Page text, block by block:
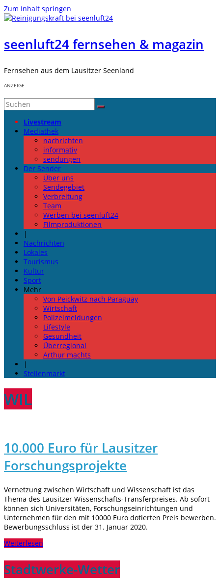
Zum Inhalt springen
seenluft24 fernsehen & magazin
Fernsehen aus dem Lausitzer Seenland
ANZEIGE
Livestream
Mediathek
nachrichten
informativ
sendungen
Der Sender
Über uns
Sendegebiet
Verbreitung
Team
Werben bei seenluft24
Filmproduktionen
|
Nachrichten
Lokales
Tourismus
Kultur
Sport
Mehr
Von Peickwitz nach Paraguay
Wirtschaft
Polizeimeldungen
Lifestyle
Gesundheit
Überregional
Arthur machts
|
Stellenmarkt
WIL
10.000 Euro für Lausitzer
Forschungsprojekte
Vernetzung zwischen Wirtschaft und Wissenschaft ist das
Thema des Lausitzer Wissenschafts-Transferpreises. Ab sofort
können sich Universitäten, Forschungseinrichtungen und
Unternehmen für den mit 10000 Euro dotierten Preis bewerben.
Bewerbungsschluss ist der 31. Januar 2020.
Weiterlesen
Stadtwerke-Wetter